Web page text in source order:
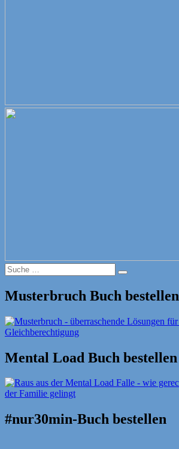
Suche
nach:
Suche
Musterbruch Buch bestellen
Mental Load Buch bestellen
#nur30min-Buch bestellen